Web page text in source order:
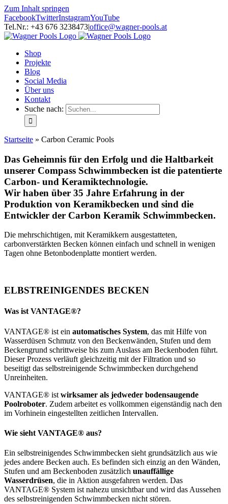
Zum Inhalt springen
FacebookTwitterInstagramYouTube
Tel.Nr.: +43 676 3238473|office@wagner-pools.at
Shop
Projekte
Blog
Social Media
Über uns
Kontakt
Suche nach:
Startseite » Carbon Ceramic Pools
Das Geheimnis für den Erfolg und die Haltbarkeit
unserer Compass Schwimmbecken ist die patentierte
Carbon- und Keramiktechnologie.
Wir haben über 35 Jahre Erfahrung in der
Produktion von Keramikbecken und sind die
Entwickler der Carbon Keramik Schwimmbecken.
Die mehrschichtigen, mit Keramikkern ausgestatteten,
carbonverstärkten Becken können einfach und schnell in wenigen
Tagen ohne Betonbodenplatte montiert werden.
ELBSTREINIGENDES BECKEN
Was ist VANTAGE®?
VANTAGE® ist ein automatisches System, das mit Hilfe von
Wasserdüsen Schmutz von den Beckenwänden, Stufen und dem
Beckengrund schrittweise bis zum Auslass am Beckenboden führt.
Dieser Prozess verläuft gleichzeitig mit der Filtration und so
beseitigt das selbstreinigende Schwimmbecken durchgehend
Unreinheiten.
VANTAGE® ist wirksamer als jedweder bodensaugende
Poolroboter. Zudem arbeitet es vollkommen eigenständig nach den
im Vorhinein eingestellten zeitlichen Intervallen.
Wie sieht VANTAGE® aus?
Ein selbstreinigendes Schwimmbecken sieht grundsätzlich aus wie
jedes andere Becken auch. Es befinden sich einzig an den Wänden,
Stufen und am Beckenboden zusätzlich unauffällige
Wasserdrüsen, die in Aktion ausgefahren werden. Das
VANTAGE® System ist nahezu unsichtbar und wird das Aussehen
des selbstreinigenden Schwimmbecken nicht stören.